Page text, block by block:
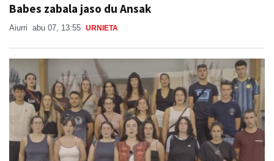
Babes zabala jaso du Ansak
Aiurri abu 07, 13:55 URNIETA